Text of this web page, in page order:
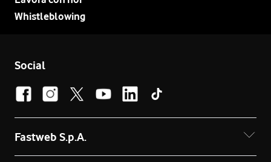
Whistleblowing
Social
Fastweb S.p.A.